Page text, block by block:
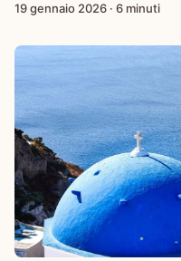
19 gennaio 2026 · 6 minuti